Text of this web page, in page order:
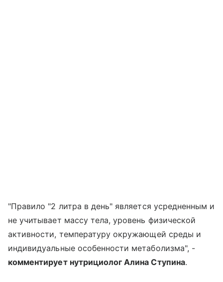
"Правило "2 литра в день" является усредненным и
не учитывает массу тела, уровень физической
активности, температуру окружающей среды и
индивидуальные особенности метаболизма", -
комментирует нутрициолог Алина Ступина.